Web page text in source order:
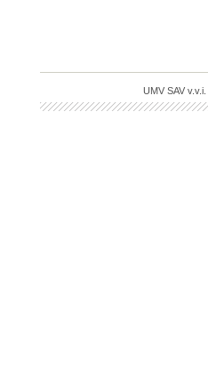
UMV SAV